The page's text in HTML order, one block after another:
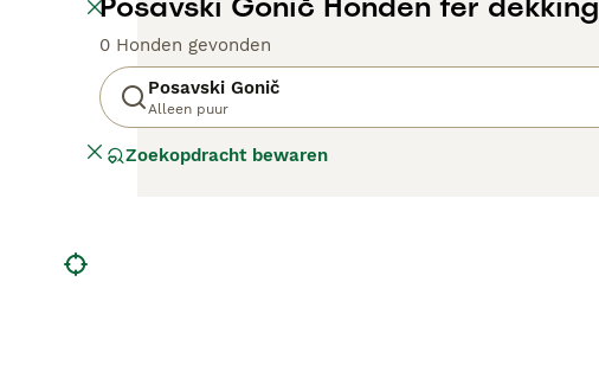
0 Honden gevonden
Posavski Gonič
Alleen puur
Zoekopdracht bewaren